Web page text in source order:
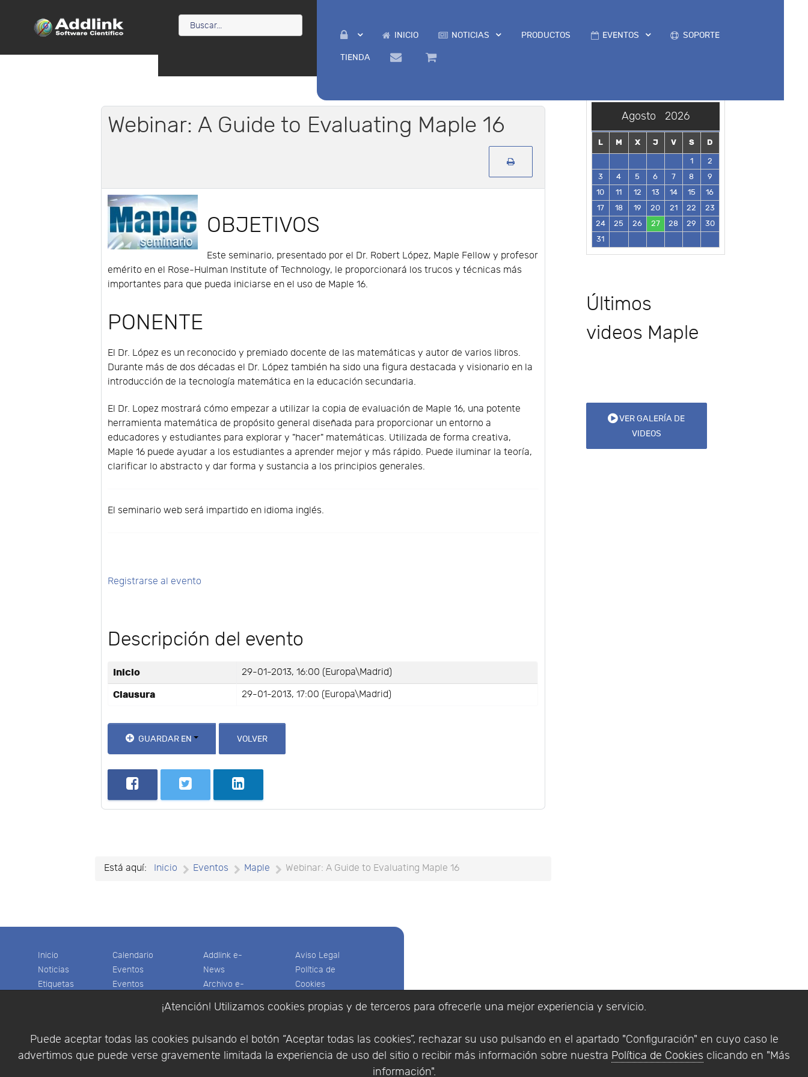
¡Atención! Utilizamos cookies propias y de terceros para ofrecerle una mejor experiencia y servicio.
Puede aceptar todas las cookies pulsando el botón “Aceptar todas las cookies”, rechazar su uso pulsando en el apartado "Configuración" en cuyo caso le
advertimos que puede verse gravemente limitada la experiencia de uso del sitio o recibir más información sobre nuestra Política de Cookies clicando en "Más
información".
INICIO NOTICIAS PRODUCTOS EVENTOS SOPORTE
TIENDA
Webinar: A Guide to Evaluating Maple 16
OBJETIVOS
Este seminario, presentado por el Dr. Robert López, Maple Fellow y profesor
emérito en el Rose-Hulman Institute of Technology, le proporcionará los trucos y técnicas más
importantes para que pueda iniciarse en el uso de Maple 16.
PONENTE
El Dr. López es un reconocido y premiado docente de las matemáticas y autor de varios libros.
Durante más de dos décadas el Dr. López también ha sido una figura destacada y visionario en la
introducción de la tecnología matemática en la educación secundaria.
El Dr. Lopez mostrará cómo empezar a utilizar la copia de evaluación de Maple 16, una potente
herramienta matemática de propósito general diseñada para proporcionar un entorno a
educadores y estudiantes para explorar y "hacer" matemáticas. Utilizada de forma creativa,
Maple 16 puede ayudar a los estudiantes a aprender mejor y más rápido. Puede iluminar la teoría,
clarificar lo abstracto y dar forma y sustancia a los principios generales.
El seminario web será impartido en idioma inglés.
Registrarse al evento
Descripción del evento
Inicio 29-01-2013, 16:00 (Europa\Madrid)
Clausura 29-01-2013, 17:00 (Europa\Madrid)
GUARDAR EN VOLVER
Está aquí: Inicio Eventos Maple Webinar: A Guide to Evaluating Maple 16
Agosto 2026
L M X J V S
D
1
2
3
4 5 6 7 8
9
10
11 12 13 14 15
16
17
18 19 20 21 22
23
24
25 26 27 28 29
30
31
Últimos
videos Maple
VER GALERÍA DE
VIDEOS
Inicio
Noticias
Etiquetas
Cesta
Calendario
Eventos
Eventos
Colaboradores
Descargas
Videos
Addlink e-
News
Archivo e-
Software
Multifisica.com
Síganos
Aviso Legal
Política de
Cookies
Privacidad
de compra
Identificarse
|Política de Cookies
© Copyright 1994 - 2026. Addlink Software